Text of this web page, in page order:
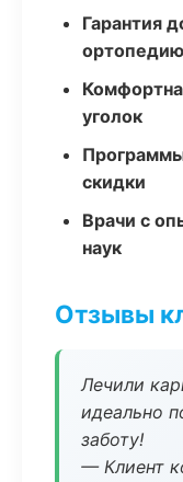
Гарантия
ортопедию
уголок
скидки
Врачи с
наук
Отзывы
Лечили
идеально
заботу!
— Клиент